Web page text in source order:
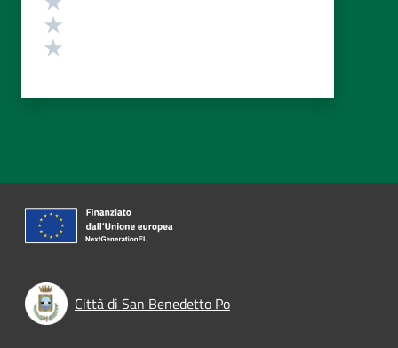
Città di San Benedetto Po